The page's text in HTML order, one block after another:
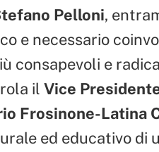
Pelloni,
e necessario
consapevoli e
il Vice
Frosinone-Latina
ed educativo di